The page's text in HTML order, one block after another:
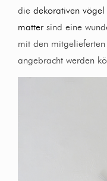
die dekorativen
mattersind eine
mit den
angebracht werden